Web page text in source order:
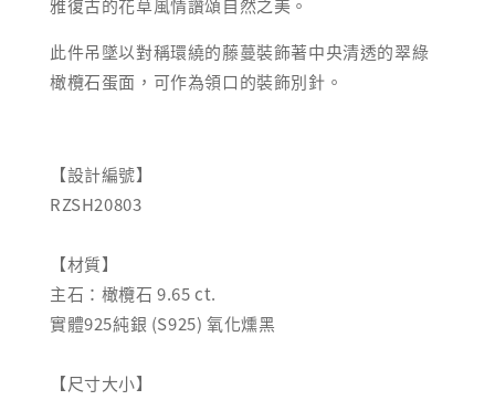
雅復古的花草風情讚頌自然之美。
此件吊墜以對稱環繞的藤蔓裝飾著中央清透的翠綠
橄欖石蛋面，可作為領口的裝飾別針。
【設計編號】
RZSH20803
【材質】
主石：橄欖石 9.65 ct.
實體925純銀 (S925) 氧化燻黑
【尺寸大小】